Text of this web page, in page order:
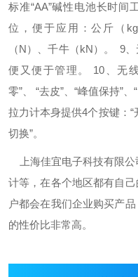
标准“AA”碱性电池长时间
位，便于应用：公斤（
（N）、千牛（kN）。9
便又便于管理。 10、无
零”、 “去皮”、“峰值保持”、
拉力计本身提供4个按键：“
切换”。
上海佳宜电子科技有限公
计等，在各个地区都有自
户都会在我们企业购买产
的性价比非常高。